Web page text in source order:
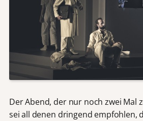
Der Abend, der nur noch zwei Mal
sei all denen dringend empfohlen,